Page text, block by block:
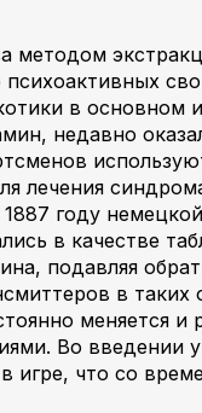
методом
в основном
недавно
лечения
году
в качестве
подавляя
в таких
меняется и
Во введении
игре, что со